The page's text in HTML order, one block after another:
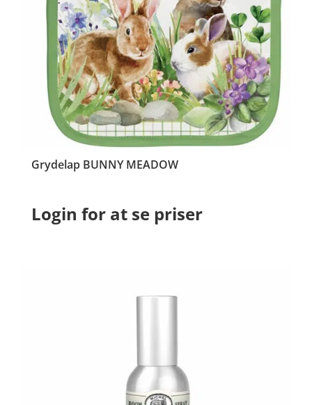
Grydelap BUNNY MEADOW
Login for at se priser